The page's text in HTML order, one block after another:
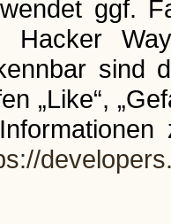
ggf.
Hacker
sind
„Like“,